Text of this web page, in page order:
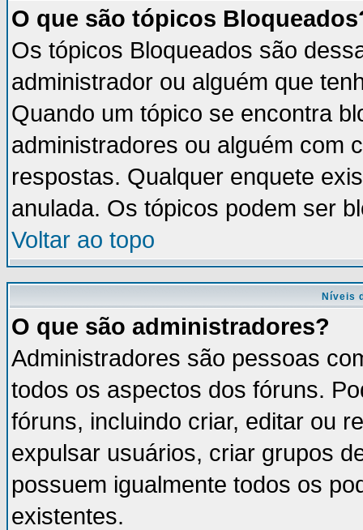
O que são tópicos
Os tópicos Bloqueados são
administrador ou alguém que
Quando um tópico se encontra
administradores ou alguém com
respostas. Qualquer enquete
anulada. Os tópicos podem ser
Voltar ao topo
Níveis
O que são administradores?
Administradores são pessoas
todos os aspectos dos fóruns.
fóruns, incluindo criar, editar ou
expulsar usuários, criar grupos
possuem igualmente todos os
existentes.